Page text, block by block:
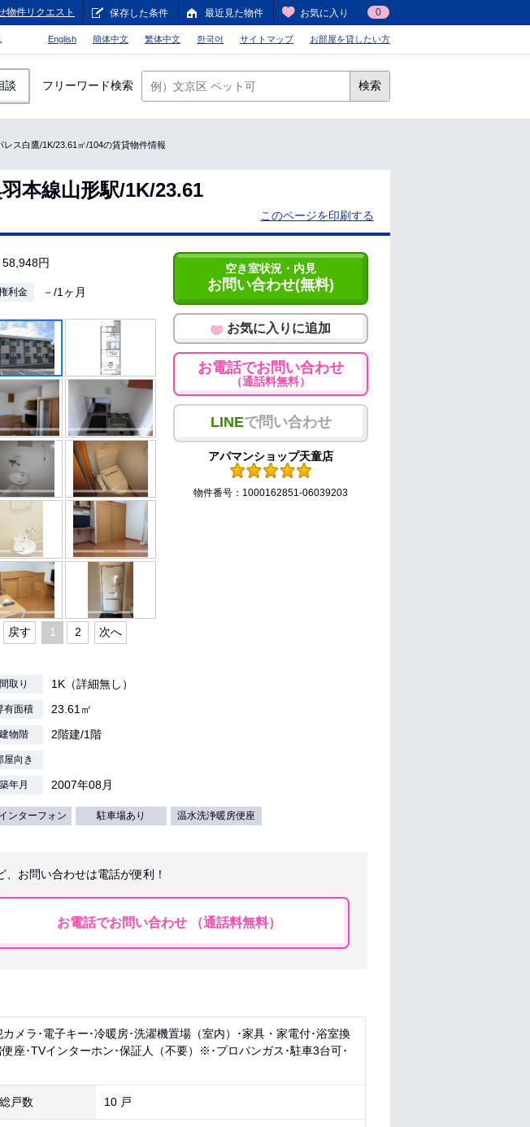
物件リクエスト 保存した条件 最近見た物件 お気に入り 0
English 簡体中文 繁体中文 한국어 サイトマップ お部屋を貸したい方
談 フリーワード検索 検索
レス白鷹/1K/23.61㎡/104の賃貸物件情報
本線山形駅/1K/23.61
このページを印刷する
58,948円
利金 －/1ヶ月
戻す 1 2 次へ
空き室状況・内見
お問い合わせ(無料)
お気に入りに追加
お電話でお問い合わせ
（通話料無料）
LINEで問い合わせ
アパマンショップ天童店
物件番号：1000162851-06039203
間取り 1K（詳細無し）
有面積 23.61㎡
建物階 2階建/1階
屋向き
築年月 2007年08月
ンターフォン 駐車場あり 温水洗浄暖房便座
お問い合わせは電話が便利！
お電話でお問い合わせ （通話料無料）
メラ･電子キー･冷暖房･洗濯機置場（室内）･家具・家電付･浴室換
座･TVインターホン･保証人（不要）※･プロパンガス･駐車3台可･
総戸数 10 戸